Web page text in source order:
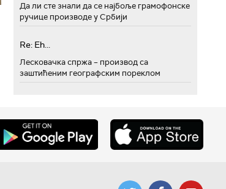
Да ли сте знали да се најбоље грамофонске
ручице производе у Србији
Re: Eh...
Лесковачка спржа – производ са
заштићеним географским пореклом